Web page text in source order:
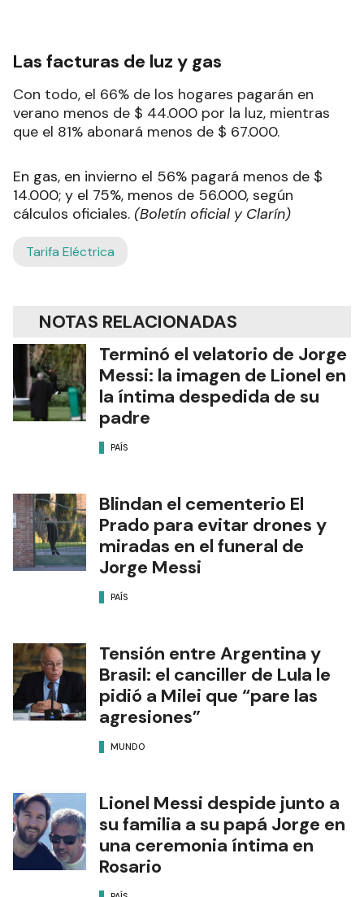
Las facturas de luz y gas
Con todo, el 66% de los hogares pagarán en
verano menos de $ 44.000 por la luz, mientras
que el 81% abonará menos de $ 67.000.
En gas, en invierno el 56% pagará menos de $
14.000; y el 75%, menos de 56.000, según
cálculos oficiales. (Boletín oficial y Clarín)
Tarifa Eléctrica
NOTAS RELACIONADAS
Terminó el velatorio de Jorge
Messi: la imagen de Lionel en
la íntima despedida de su
padre
PAÍS
Blindan el cementerio El
Prado para evitar drones y
miradas en el funeral de
Jorge Messi
PAÍS
Tensión entre Argentina y
Brasil: el canciller de Lula le
pidió a Milei que “pare las
agresiones”
MUNDO
Lionel Messi despide junto a
su familia a su papá Jorge en
una ceremonia íntima en
Rosario